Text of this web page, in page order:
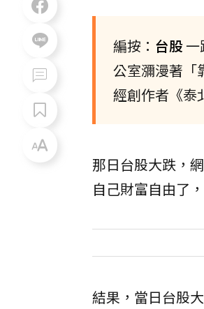
編按： 台股一
公室瀰漫著「
經創作者《泰
那日台股大跌，
自己財富自由了
結果，當日台股